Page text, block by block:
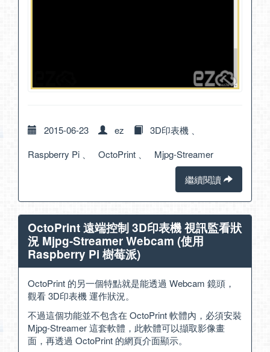
2015-06-23 ez 3D印表機 、
Raspberry Pi 、 OctoPrint 、 Mjpg-Streamer
繼續閱讀
OctoPrint 遠端控制 3D印表機 視訊監看狀
況 Mjpg-Streamer Webcam (使用
Raspberry Pi 樹莓派)
OctoPrint 的另一個特點就是能透過 Webcam 鏡頭，
觀看 3D印表機 運作狀況。
不過這個功能並不包含在 OctoPrint 軟體內，必須安裝
Mjpg-Streamer 這套軟體，此軟體可以擷取影像畫
面，再透過 OctoPrint 的網頁介面顯示。